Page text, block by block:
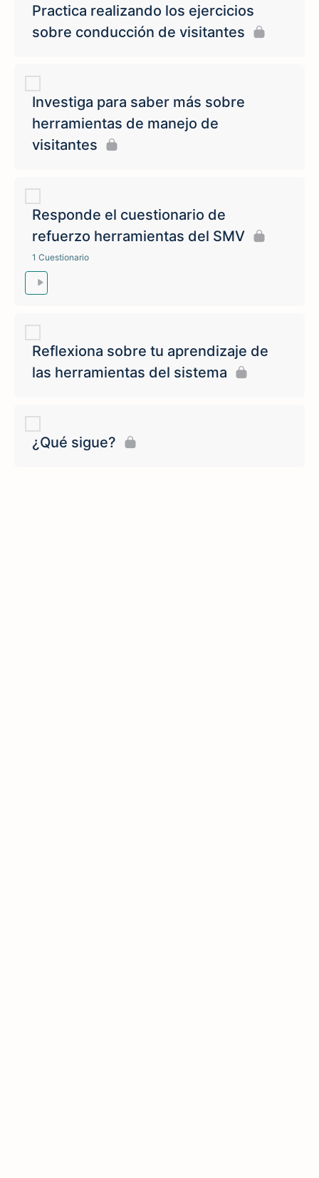
Practica realizando los ejercicios
sobre conducción de visitantes
Investiga para saber más sobre
herramientas de manejo de
visitantes
Responde el cuestionario de
refuerzo herramientas del SMV
1 Cuestionario
Reflexiona sobre tu aprendizaje de
las herramientas del sistema
¿Qué sigue?